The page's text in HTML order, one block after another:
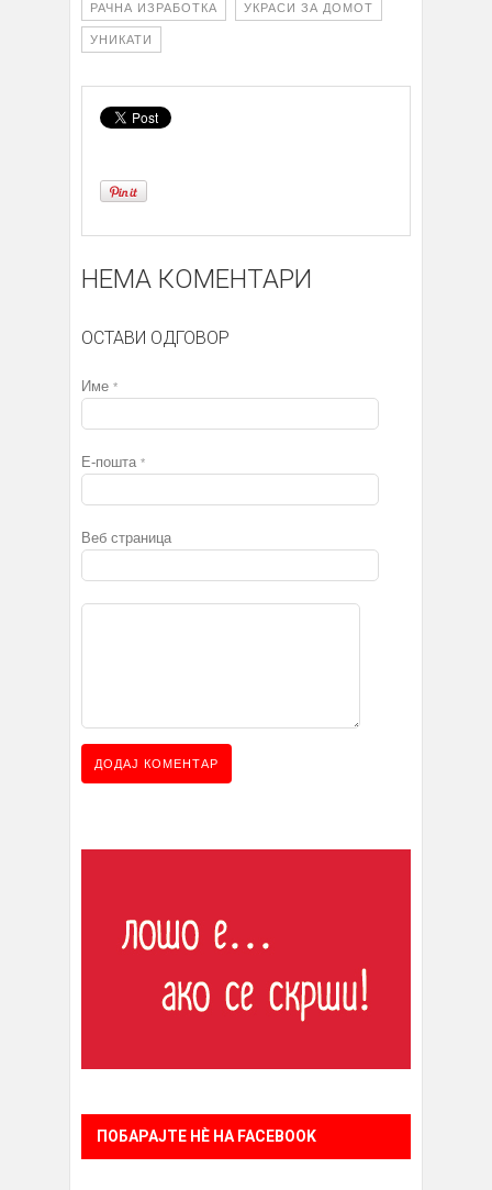
РАЧНА ИЗРАБОТКА УКРАСИ ЗА ДОМОТ
УНИКАТИ
НЕМА КОМЕНТАРИ
ОСТАВИ ОДГОВОР
Име *
Е-пошта *
Веб страница
ПОБАРАЈТЕ НÈ НА FACEBOOK